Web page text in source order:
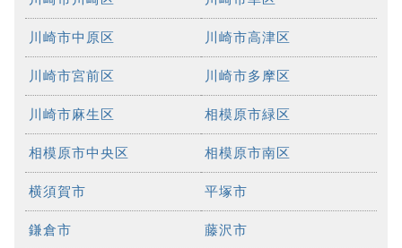
川崎市中原区 川崎市高津区
川崎市宮前区 川崎市多摩区
川崎市麻生区 相模原市緑区
相模原市中央区 相模原市南区
横須賀市 平塚市
鎌倉市 藤沢市